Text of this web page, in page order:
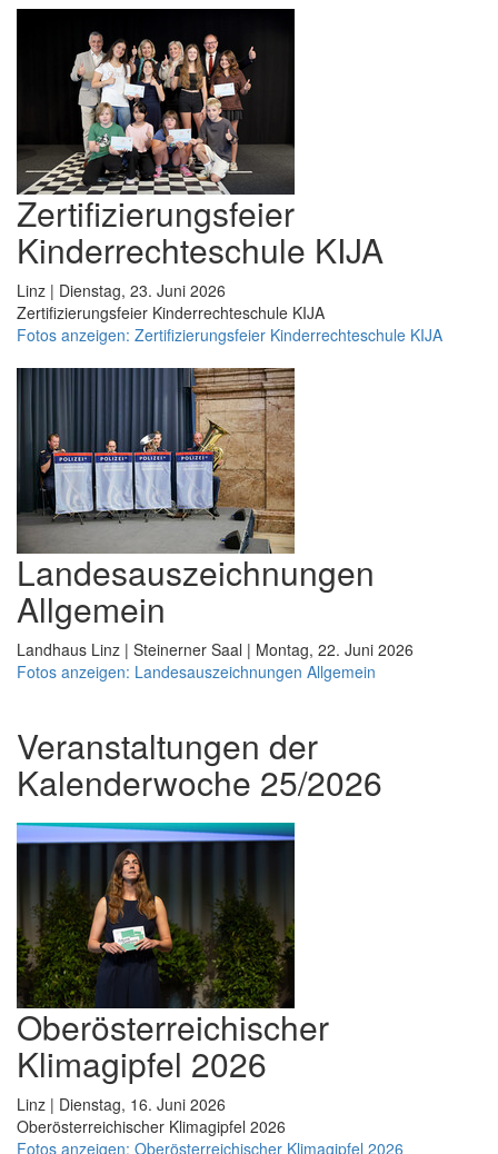
Zertifizierungsfeier
Kinderrechteschule KIJA
Linz | Dienstag, 23. Juni 2026
Zertifizierungsfeier Kinderrechteschule KIJA
Fotos anzeigen: Zertifizierungsfeier Kinderrechteschule KIJA
Landesauszeichnungen
Allgemein
Landhaus Linz | Steinerner Saal | Montag, 22. Juni 2026
Fotos anzeigen: Landesauszeichnungen Allgemein
Veranstaltungen der
Kalenderwoche 25/2026
Oberösterreichischer
Klimagipfel 2026
Linz | Dienstag, 16. Juni 2026
Oberösterreichischer Klimagipfel 2026
Fotos anzeigen: Oberösterreichischer Klimagipfel 2026